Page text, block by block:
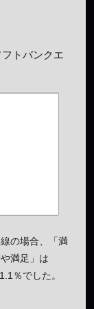
トバンクエ
の場合、「満
満足」は
％でした。